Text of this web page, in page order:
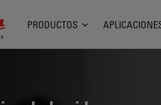
Logo
PRODUCTOS